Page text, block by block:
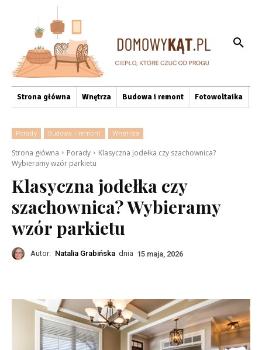
Strona główna Wnętrza Budowa i remont Fotowoltaika
Porady Budowa i remont Wnętrza
Strona główna Porady
Klasyczna jodełka czy szachownica?
Wybieramy wzór parkietu
Klasyczna jodełka czy
szachownica? Wybieramy
wzór parkietu
Autor: Natalia Grabińska dnia 15 maja, 2026